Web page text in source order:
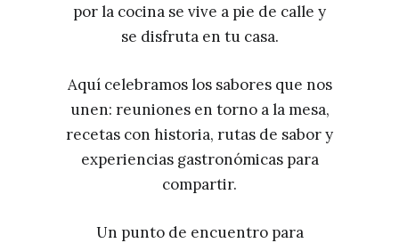
por la cocina se vive a pie de calle y
se disfruta en tu casa.
Aquí celebramos los sabores que nos
unen: reuniones en torno a la mesa,
recetas con historia, rutas de sabor y
experiencias gastronómicas para
compartir.
Un punto de encuentro para